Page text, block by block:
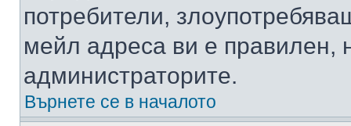
потребители,
мейл адреса ви е правилен,
администраторите.
Върнете се в началото